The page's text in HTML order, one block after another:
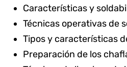
Características y
Técnicas operativas de
Tipos y características
Preparación de los